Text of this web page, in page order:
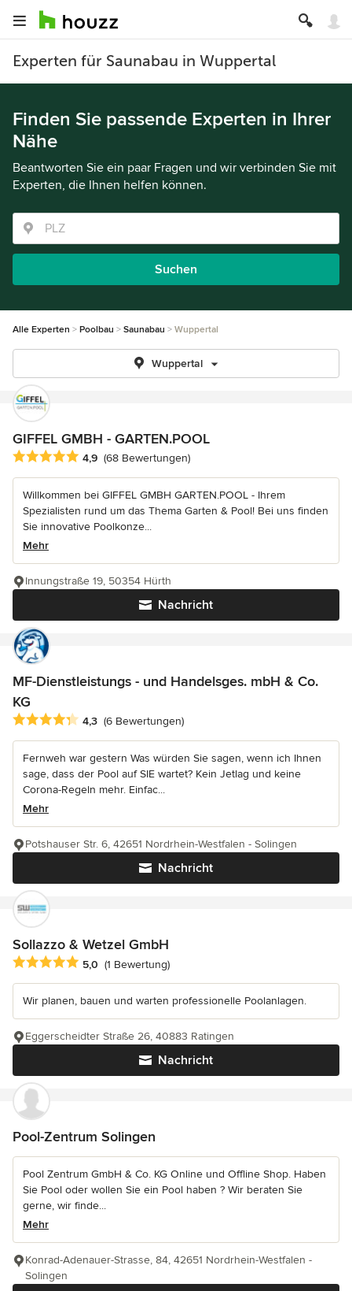
Experten für Saunabau in Wuppertal
Finden Sie passende Experten in Ihrer
Nähe
Beantworten Sie ein paar Fragen und wir verbinden Sie mit
Experten, die Ihnen helfen können.
Suchen
Alle Experten Poolbau Saunabau Wuppertal
Wuppertal
GIFFEL GMBH - GARTEN.POOL
Durchschnittliche Bewertung: 4.9 von 5 Sternen
4,9 (68 Bewertungen)
Willkommen bei GIFFEL GMBH GARTEN.POOL - Ihrem
Spezialisten rund um das Thema Garten & Pool! Bei uns finden
Sie innovative Poolkonze...
Mehr
Nachricht
Innungstraße 19, 50354 Hürth
MF-Dienstleistungs - und Handelsges. mbH & Co.
KG
Durchschnittliche Bewertung: 4.3 von 5 Sternen
4,3 (6 Bewertungen)
Fernweh war gestern Was würden Sie sagen, wenn ich Ihnen
sage, dass der Pool auf SIE wartet? Kein Jetlag und keine
Corona-Regeln mehr. Einfac...
Mehr
Nachricht
Potshauser Str. 6, 42651 Nordrhein-Westfalen - Solingen
Sollazzo & Wetzel GmbH
Durchschnittliche Bewertung: 5 von 5 Sternen
5,0 (1 Bewertung)
Wir planen, bauen und warten professionelle Poolanlagen.
Nachricht
Eggerscheidter Straße 26, 40883 Ratingen
Pool-Zentrum Solingen
Pool Zentrum GmbH & Co. KG Online und Offline Shop. Haben
Sie Pool oder wollen Sie ein Pool haben ? Wir beraten Sie
gerne, wir finde...
Mehr
Konrad-Adenauer-Strasse, 84, 42651 Nordrhein-Westfalen -
Solingen